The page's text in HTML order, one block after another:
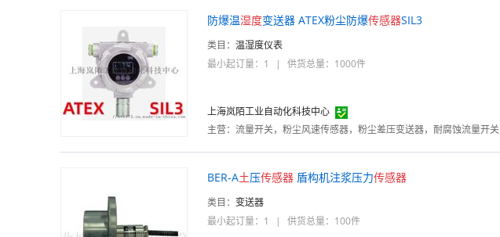
防爆温湿度变送器 ATEX粉尘防爆传感器SIL3
类目： 温湿度仪表
最小起订量：1
| 供货总量：1000件
上海岚陌工业自动化科技中心
主营： 流量开关，粉尘风速传感器，粉尘差压变送器，耐腐蚀流量开关
BER-A土压传感器 盾构机注浆压力传感器
类目： 变送器
最小起订量：1
| 供货总量：100件